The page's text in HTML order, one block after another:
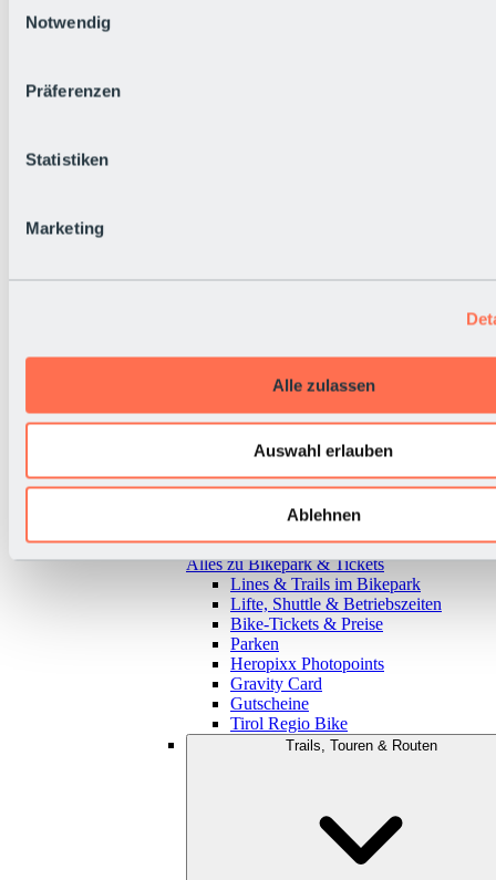
Notwendig
Präferenzen
Statistiken
Marketing
Alle zulassen
Auswahl erlauben
Ablehnen
Zurück
Alles zu Bikepark & Tickets
Lines & Trails im Bikepark
Lifte, Shuttle & Betriebszeiten
Bike-Tickets & Preise
Parken
Heropixx Photopoints
Gravity Card
Gutscheine
Tirol Regio Bike
Trails, Touren & Routen